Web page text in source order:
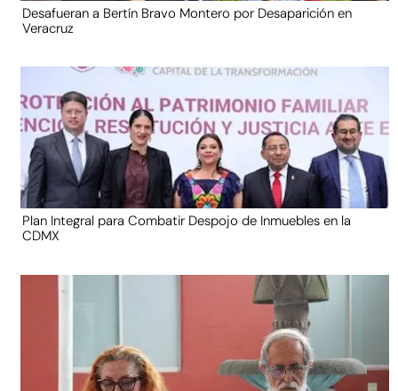
Desafueran a Bertín Bravo Montero por Desaparición en
Veracruz
Plan Integral para Combatir Despojo de Inmuebles en la
CDMX